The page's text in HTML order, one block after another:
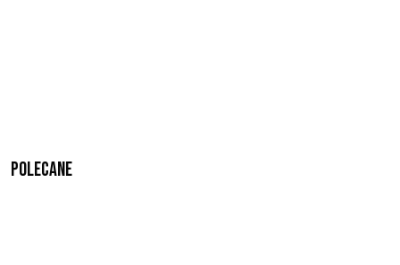
Polecane